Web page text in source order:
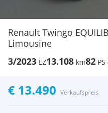
Renault Twingo
Limousine
3/2023 EZ13.108 km82
€ 13.490 Verkaufspreis